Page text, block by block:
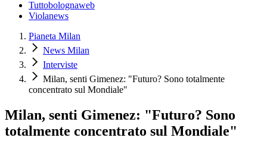
Tuttobolognaweb
Violanews
Pianeta Milan
News Milan
Interviste
Milan, senti Gimenez: "Futuro? Sono totalmente
concentrato sul Mondiale"
Milan, senti Gimenez: "Futuro? Sono
totalmente concentrato sul Mondiale"